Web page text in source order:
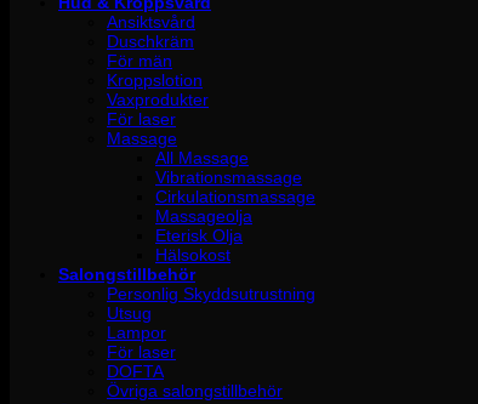
Ansiktsvård
Duschkräm
För män
Kroppslotion
Vaxprodukter
För laser
Massage
All Massage
Vibrationsmassage
Cirkulationsmassage
Massageolja
Eterisk Olja
Hälsokost
Salongstillbehör
Personlig Skyddsutrustning
Utsug
Lampor
För laser
DOFTA
Övriga salongstillbehör